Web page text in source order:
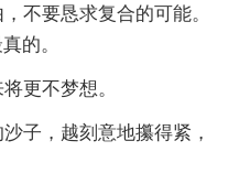
要恳求复合的可能。
的。
更不梦想。
，越刻意地攥得紧，